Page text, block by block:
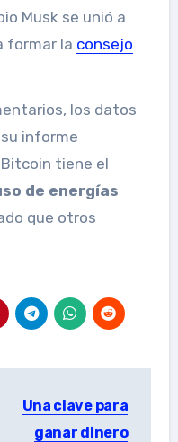
Musk se unió a
formar la consejo
los datos
informe
tiene el
de energías
que otros
Una clave para
ganar dinero